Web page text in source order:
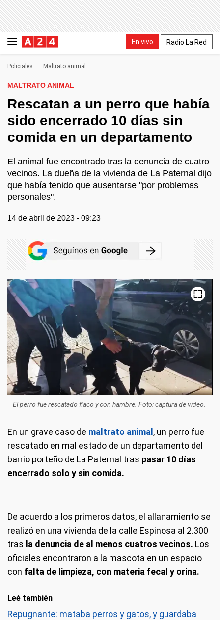
En vivo Radio La Red
Policiales Maltrato animal
MALTRATO ANIMAL
Rescatan a un perro que había
sido encerrado 10 días sin
comida en un departamento
El animal fue encontrado tras la denuncia de cuatro
vecinos. La dueña de la vivienda de La Paternal dijo
que había tenido que ausentarse "por problemas
personales".
14 de abril de 2023 - 09:23
El perro fue rescatado flaco y con hambre. Foto: captura de video.
En un grave caso de maltrato animal , un perro fue
rescatado en mal estado de un departamento del
barrio porteño de La Paternal tras pasar 10 días
encerrado solo y sin comida.
De acuerdo a los primeros datos, el allanamiento se
realizó en una vivienda de la calle Espinosa al 2.300
tras la denuncia de al menos cuatros vecinos. Los
oficiales encontraron a la mascota en un espacio
con falta de limpieza, con materia fecal y orina.
Leé también
Repugnante: mataba perros y gatos, y guardaba